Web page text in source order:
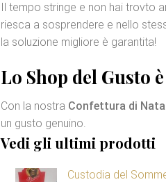
Il tempo stringe e non hai trovto
riesca a sosprendere e nello
la soluzione migliore è garantita!
Lo Shop del Gusto
Con la nostra Confettura di
un gusto genuino.
Vedi gli ultimi prodotti
Custodia del